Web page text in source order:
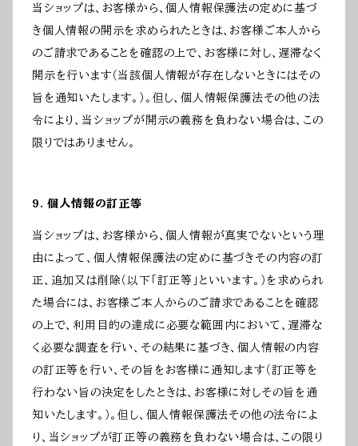
当ショップは、お客様から、個人情報保護法の定めに基づ
き個人情報の開示を求められたときは、お客様ご本人から
のご請求であることを確認の上で、お客様に対し、遅滞なく
開示を行います（当該個人情報が存在しないときにはその
旨を通知いたします。）。但し、個人情報保護法その他の法
令により、当ショップが開示の義務を負わない場合は、この
限りではありません。
9. 個人情報の訂正等
当ショップは、お客様から、個人情報が真実でないという理
由によって、個人情報保護法の定めに基づきその内容の訂
正、追加又は削除（以下「訂正等」といいます。）を求められ
た場合には、お客様ご本人からのご請求であることを確認
の上で、利用目的の達成に必要な範囲内において、遅滞な
く必要な調査を行い、その結果に基づき、個人情報の内容
の訂正等を行い、その旨をお客様に通知します（訂正等を
行わない旨の決定をしたときは、お客様に対しその旨を通
知いたします。）。但し、個人情報保護法その他の法令によ
り、当ショップが訂正等の義務を負わない場合は、この限り